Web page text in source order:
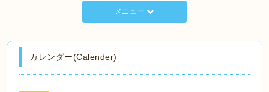
メニュー
カレンダー(Calender)